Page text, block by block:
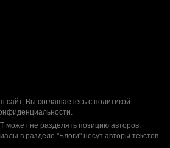
сайт, Вы соглашаетесь с политикой
.
может не разделять позицию авторов.
в разделе "Блоги" несут авторы текстов.